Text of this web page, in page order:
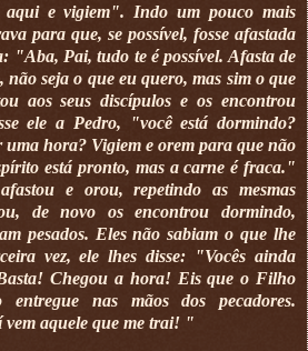
aqui e vigiem". Indo um pouco mais
para que, se possível, fosse afastada
"Aba, Pai, tudo te é possível. Afasta de
não seja o que eu quero, mas sim o que
aos seus discípulos e os encontrou
ele a Pedro, "você está dormindo?
hora? Vigiem e orem para que não
está pronto, mas a carne é fraca."
e orou, repetindo as mesmas
de novo os encontrou dormindo,
pesados. Eles não sabiam o que lhe
vez, ele lhes disse: "Vocês ainda
Chegou a hora! Eis que o Filho
entregue nas mãos dos pecadores.
vem aquele que me trai! "